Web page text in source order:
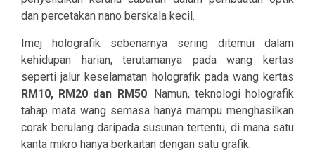
dan percetakan nano berskala kecil.
Imej holografik sebenarnya sering ditemui dalam
kehidupan harian, terutamanya pada wang kertas
seperti jalur keselamatan holografik pada wang kertas
RM10, RM20 dan RM50. Namun, teknologi holografik
tahap mata wang semasa hanya mampu menghasilkan
corak berulang daripada susunan tertentu, di mana satu
kanta mikro hanya berkaitan dengan satu grafik.